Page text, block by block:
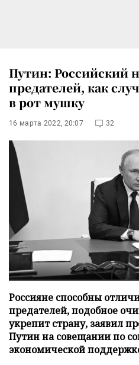
Путин: Российский
предателей, как
в рот мушку
16 марта 2022, 20:07 32
Россияне способны
предателей, подобное
укрепит страну, заявил
Путин на совещании по
экономической